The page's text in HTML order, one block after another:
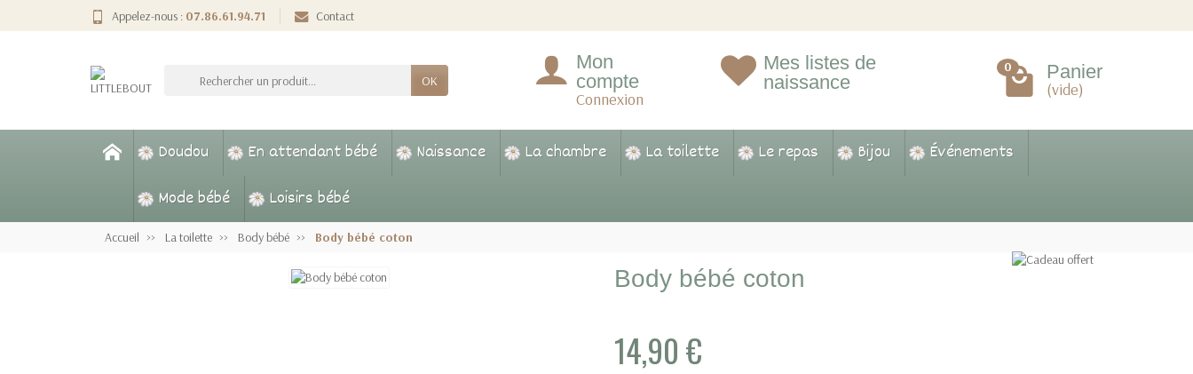
Appelez-nous : 07.86.61.94.71 Contact
OK
Mon
compte
Connexion
Mes listes de
naissance
0 Panier
(vide)
Doudou En attendant bébé Naissance La chambre La toilette Le repas Bijou
Événements
Mode bébé
Loisirs bébé
Accueil La toilette Body bébé Body bébé coton
Body bébé coton
14,90 €